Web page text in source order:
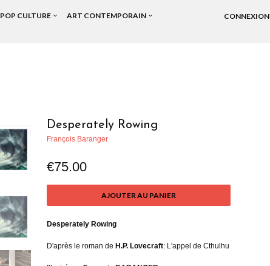
CONNEXION
POP CULTURE ART CONTEMPORAIN
Desperately Rowing
François Baranger
€75.00
AJOUTER AU PANIER
Desperately Rowing
D'après le roman de H.P. Lovecraft: L'appel de Cthulhu